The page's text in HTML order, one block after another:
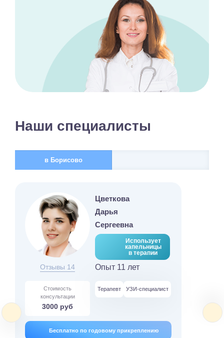
Наши специалисты
в Борисово
Отзывы 14
Цветкова
Дарья
Сергеевна
Использует
капельницы
в терапии
Опыт 11 лет
Стоимость
консультации
3000 руб
Терапевт УЗИ-специалист
Бесплатно по годовому прикреплению